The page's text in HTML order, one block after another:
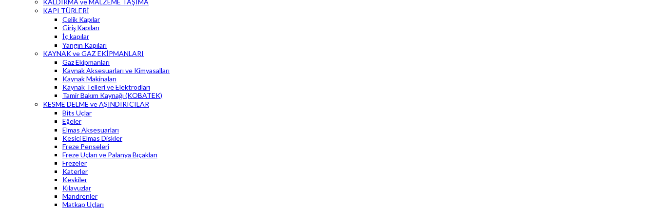
KAPI TÜRLERİ
Çelik Kapılar
Giriş Kapıları
İç kapılar
Yangın Kapıları
KAYNAK ve GAZ EKİPMANLARI
Gaz Ekipmanları
Kaynak Aksesuarları ve Kimyasalları
Kaynak Makinaları
Kaynak Telleri ve Elektrodları
Tamir Bakım Kaynağı (KOBATEK)
KESME DELME ve AŞINDIRICILAR
Bits Uçlar
Eğeler
Elmas Aksesuarları
Kesici Elmas Diskler
Freze Penseleri
Freze Uçları ve Palanya Bıçakları
Frezeler
Katerler
Keskiler
Kılavuzlar
Mandrenler
Matkap Uçları